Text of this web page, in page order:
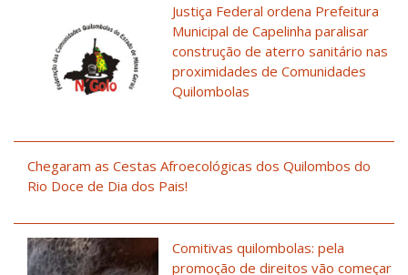
Justiça Federal ordena Prefeitura
Municipal de Capelinha paralisar
construção de aterro sanitário nas
proximidades de Comunidades
Quilombolas
Chegaram as Cestas Afroecológicas dos Quilombos do
Rio Doce de Dia dos Pais!
Comitivas quilombolas: pela
promoção de direitos vão começar